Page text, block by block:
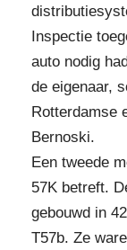
Inspectie
auto nodig
de eigenaar,
Rotterdamse
Bernoski.
Een tweede
57K betreft.
gebouwd in
T57b. Ze